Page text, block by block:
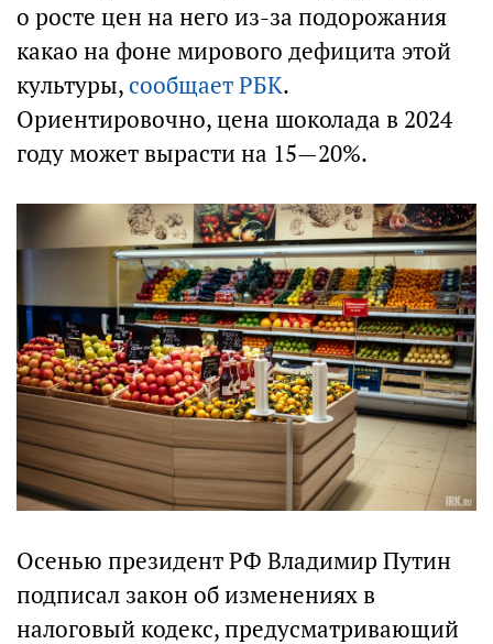
о росте цен на него из-за подорожания
какао на фоне мирового дефицита этой
культуры,сообщает РБК.
Ориентировочно, цена шоколада в 2024
году может вырасти на 15—20%.
Осенью президент РФ Владимир Путин
подписал закон об изменениях в
налоговый кодекс, предусматривающий